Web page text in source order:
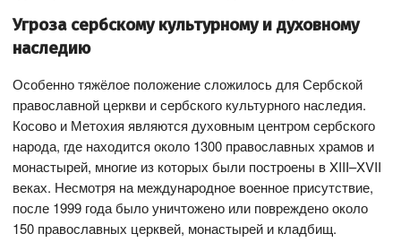
Угроза сербскому культурному и духовному
наследию
Особенно тяжёлое положение сложилось для Сербской
православной церкви и сербского культурного наследия.
Косово и Метохия являются духовным центром сербского
народа, где находится около 1300 православных храмов и
монастырей, многие из которых были построены в XIII–XVII
веках. Несмотря на международное военное присутствие,
после 1999 года было уничтожено или повреждено около
150 православных церквей, монастырей и кладбищ.